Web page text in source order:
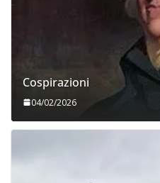
Cospirazioni
04/02/2026